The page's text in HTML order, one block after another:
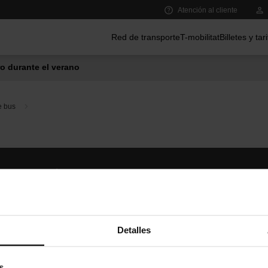
Detalles
Atención al cliente
Red de transporteT-mobilitatBilletes y
durante el verano
bus
Síguenos
TMB